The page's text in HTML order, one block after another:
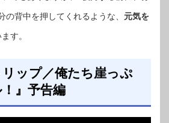
の背中を押してくれるような、 元気を
す。
リップ／俺たち崖っぷ
』予告編